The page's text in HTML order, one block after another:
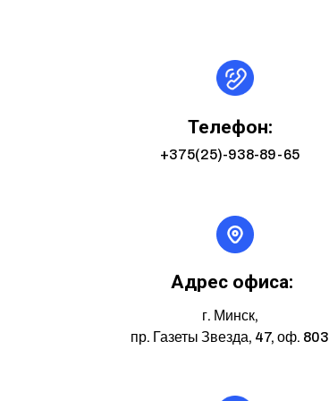
Адрес офиса:
г. Минск,
пр. Газеты Звезда, 47, оф. 803
Телефон:
+375(25)-938-89-65